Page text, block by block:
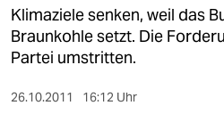
gesellschaft
kultur
sport
Klimaziele senken, weil das
Braunkohle setzt. Die
Partei umstritten.
26.10.2011 16:12 Uhr